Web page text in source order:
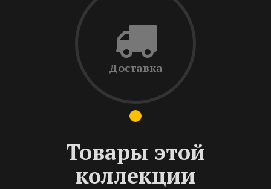
Доставка
Товары этой
коллекции